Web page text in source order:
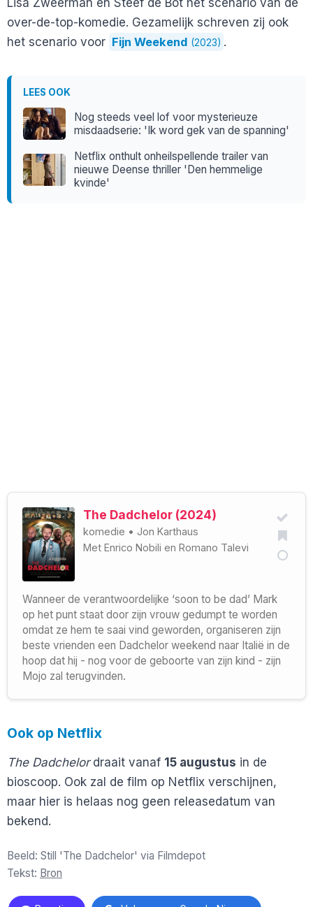
Lisa Zweerman en Steef de Bot het scenario van de
over-de-top-komedie. Gezamelijk schreven zij ook
het scenario voor Fijn Weekend (2023) .
LEES OOK
Nog steeds veel lof voor mysterieuze
misdaadserie: 'Ik word gek van de spanning'
Netflix onthult onheilspellende trailer van
nieuwe Deense thriller 'Den hemmelige
kvinde'
The Dadchelor (2024)
komedie • Jon Karthaus
Met Enrico Nobili en Romano Talevi
Wanneer de verantwoordelijke ‘soon to be dad’ Mark
op het punt staat door zijn vrouw gedumpt te worden
omdat ze hem te saai vind geworden, organiseren zijn
beste vrienden een Dadchelor weekend naar Italië in de
hoop dat hij - nog voor de geboorte van zijn kind - zijn
Mojo zal terugvinden.
Ook op Netflix
The Dadchelordraait vanaf 15 augustus in de
bioscoop. Ook zal de film op Netflix verschijnen,
maar hier is helaas nog geen releasedatum van
bekend.
Beeld: Still 'The Dadchelor' via Filmdepot
Tekst: Bron